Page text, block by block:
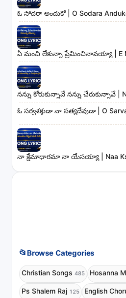
ఓ సోదరా అందుకో | O Sodara
ఏ మంచి లేకున్నా ప్రేమించినావయ్యా | E
నన్ను కోరుకున్నావే నన్ను చేరుకున్నావే |
ఓ సర్వశక్తుడా నా సత్యదేవుడా | O
నా క్షేమాధారమా నా యేసయ్యా | Naa
📂 Browse Categories
Christian Songs 485 Hosanna
Ps Shalem Raj 125 English